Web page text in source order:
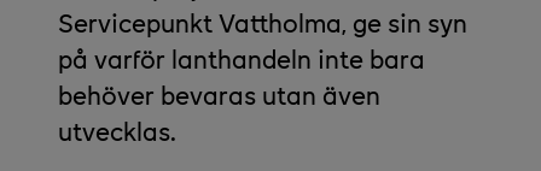
Servicepunkt Vattholma, ge sin syn
på varför lanthandeln inte bara
behöver bevaras utan även
utvecklas.